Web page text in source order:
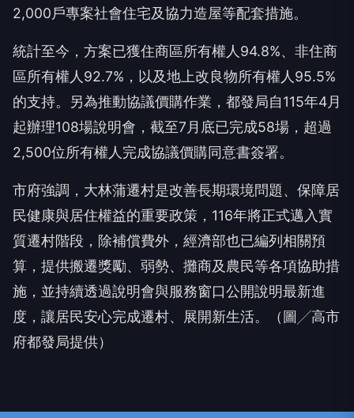
2,000戶專案社會住宅及協力造屋等配套措施。
統計至今，方案已獲住商區所有權人94.8%、非住商
區所有權人92.7%，以及地上改良物所有權人95.5%
的支持。另為推動協議價購作業，都發局自115年4月
起辦理108場說明會，截至7月底已完成58場，超過
2,500位所有權人完成協議價購同意書簽署。
市府強調，大林蒲遷村是改善長期環境問題、保障居
民健康與居住權益的重要政策，116年將正式邁入實
質遷村階段，除補償費外，經濟部也已編列相關預
算，提供搬遷獎勵、弱勢、攤商及農民等各項協助措
施，並持續透過說明會與服務窗口公開說明最新進
度，讓居民安心完成遷村、展開新生活。（圖╱高市
府都發局提供）